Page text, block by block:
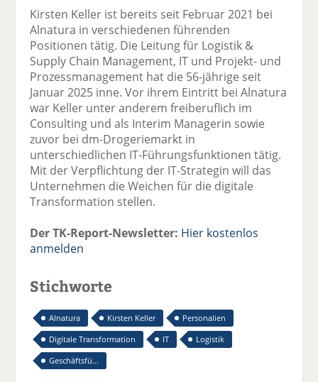
Kirsten Keller ist bereits seit Februar 2021 bei
Alnatura in verschiedenen führenden
Positionen tätig. Die Leitung für Logistik &
Supply Chain Management, IT und Projekt- und
Prozessmanagement hat die 56-jährige seit
Januar 2025 inne. Vor ihrem Eintritt bei Alnatura
war Keller unter anderem freiberuflich im
Consulting und als Interim Managerin sowie
zuvor bei dm-Drogeriemarkt in
unterschiedlichen IT-Führungsfunktionen tätig.
Mit der Verpflichtung der IT-Strategin will das
Unternehmen die Weichen für die digitale
Transformation stellen.
Der TK-Report-Newsletter: Hier kostenlos
anmelden
Stichworte
Alnatura Kirsten Keller
Personalien
Digitale Transformation
IT
Logistik
Geschäftsfü...